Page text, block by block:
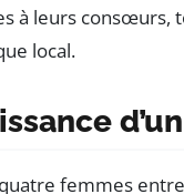
à leurs consœurs,
local.
femmes